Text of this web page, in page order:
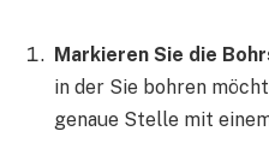
Markieren Sie die
in der Sie bohren
genaue Stelle mit